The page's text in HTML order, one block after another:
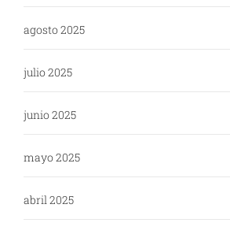
agosto 2025
julio 2025
junio 2025
mayo 2025
abril 2025